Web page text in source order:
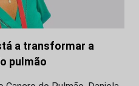
a transformar a
pulmão